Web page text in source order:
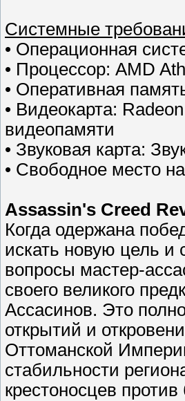
Cистемные
• Операционная
• Процессор: AMD
• Оперативная
• Видеокарта:
видеопамяти
• Звуковая карта:
• Свободное место
Assassin's Creed
Когда одержана
искать новую цель и
вопросы мастер-
своего великого
Ассасинов. Это
открытий и
Оттоманской
стабильности
крестоносцев